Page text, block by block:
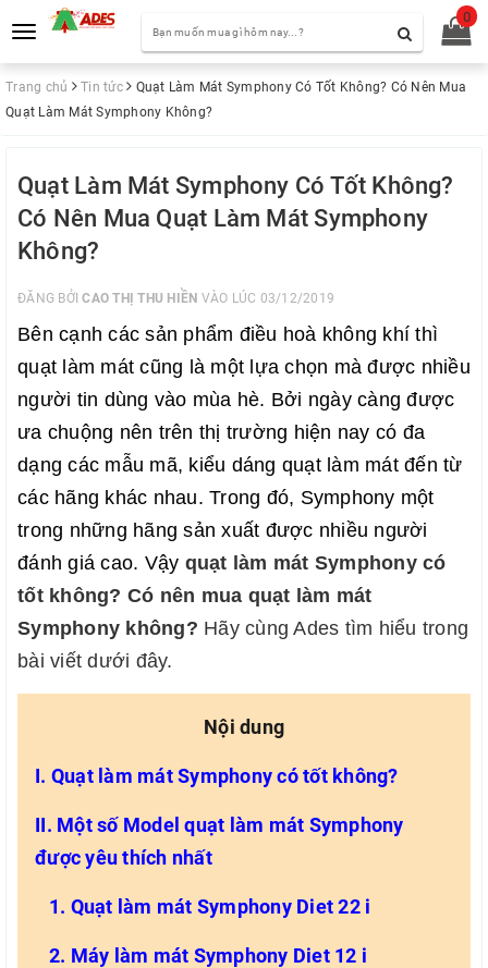
Toggle
navigation
0
Trang chủ Tin tức
Quạt Làm Mát Symphony Có Tốt Không? Có Nên Mua
Quạt Làm Mát Symphony Không?
Quạt Làm Mát Symphony Có Tốt Không?
Có Nên Mua Quạt Làm Mát Symphony
Không?
ĐĂNG BỞICAO THỊ THU HIỀN VÀO LÚC 03/12/2019
Bên cạnh các sản phẩm điều hoà không khí thì
quạt làm mát cũng là một lựa chọn mà được nhiều
người tin dùng vào mùa hè. Bởi ngày càng được
ưa chuộng nên trên thị trường hiện nay có đa
dạng các mẫu mã, kiểu dáng quạt làm mát đến từ
các hãng khác nhau. Trong đó, Symphony một
trong những hãng sản xuất được nhiều người
đánh giá cao. Vậy quạt làm mát Symphony có
tốt không? Có nên mua quạt làm mát
Symphony không? Hãy cùng Ades tìm hiểu trong
bài viết dưới đây.
Nội dung
I. Quạt làm mát Symphony có tốt không?
II. Một số Model quạt làm mát Symphony
được yêu thích nhất
1. Quạt làm mát Symphony Diet 22 i
2. Máy làm mát Symphony Diet 12 i